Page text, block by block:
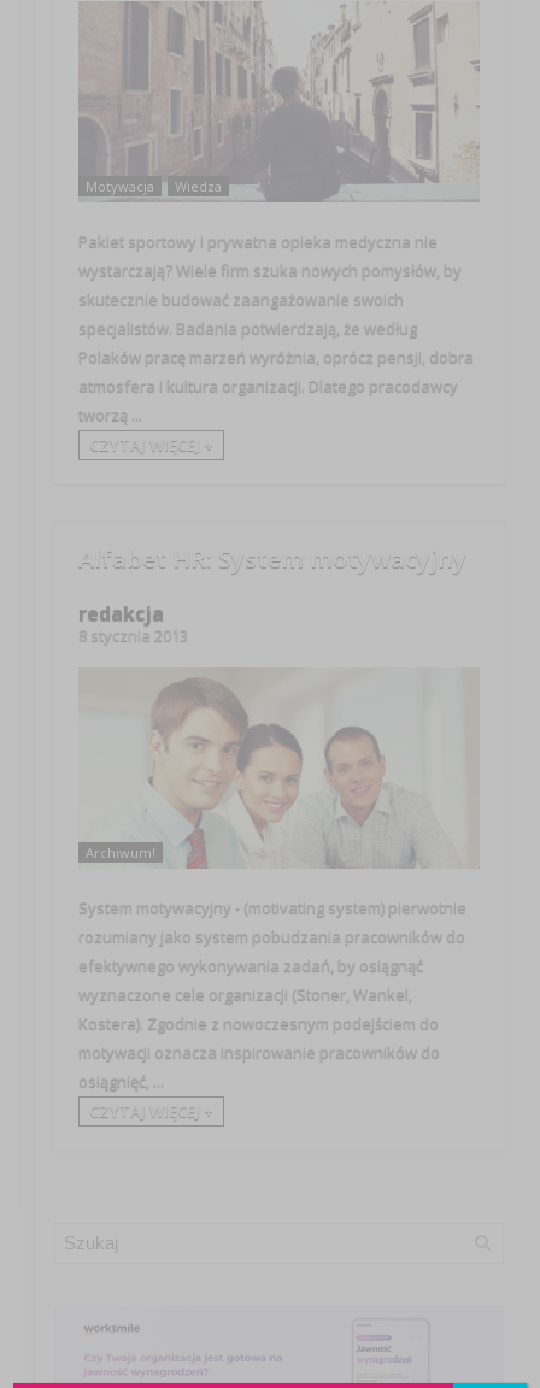
Motywacja Wiedza
Pakiet sportowy i prywatna opieka medyczna nie
wystarczają? Wiele firm szuka nowych pomysłów, by
skutecznie budować zaangażowanie swoich
specjalistów. Badania potwierdzają, że według
Polaków pracę marzeń wyróżnia, oprócz pensji, dobra
atmosfera i kultura organizacji. Dlatego pracodawcy
tworzą ...
CZYTAJ WIĘCEJ +
Alfabet HR: System motywacyjny
redakcja
8 stycznia 2013
Archiwum!
System motywacyjny - (motivating system) pierwotnie
rozumiany jako system pobudzania pracowników do
efektywnego wykonywania zadań, by osiągnąć
wyznaczone cele organizacji (Stoner, Wankel,
Kostera). Zgodnie z nowoczesnym podejściem do
motywacji oznacza inspirowanie pracowników do
osiągnięć, ...
CZYTAJ WIĘCEJ +